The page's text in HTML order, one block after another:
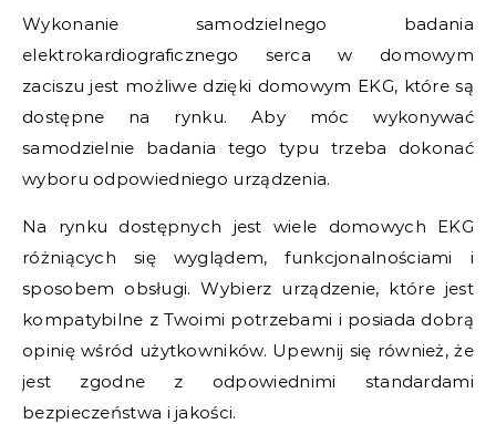
Wykonanie samodzielnego badania
elektrokardiograficznego serca w domowym
zaciszu jest możliwe dzięki domowym EKG, które są
dostępne na rynku. Aby móc wykonywać
samodzielnie badania tego typu trzeba dokonać
wyboru odpowiedniego urządzenia.
Na rynku dostępnych jest wiele domowych EKG
różniących się wyglądem, funkcjonalnościami i
sposobem obsługi. Wybierz urządzenie, które jest
kompatybilne z Twoimi potrzebami i posiada dobrą
opinię wśród użytkowników. Upewnij się również, że
jest zgodne z odpowiednimi standardami
bezpieczeństwa i jakości.